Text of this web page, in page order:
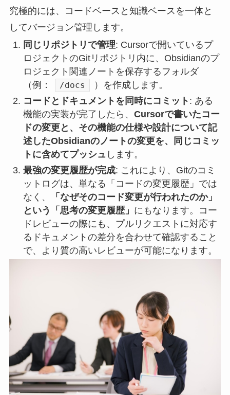
究極的には、コードベースと知識ベースを一体と
してバージョン管理します。
同じリポジトリで管理: Cursorで開いているプ
ロジェクトのGitリポジトリ内に、Obsidianのプ
ロジェクト関連ノートを保存するフォルダ
（例：
/docs
）を作成します。
コードとドキュメントを同時にコミット : ある
機能の実装が完了したら、 Cursorで書いたコー
ドの変更と、その機能の仕様や設計について記
述したObsidianのノートの変更を、同じコミッ
トに含めてプッシュ します。
最強の変更履歴が完成: これにより、Gitのコミ
ットログは、単なる「コードの変更履歴」では
なく、
「なぜそのコード変更が行われたのか」
という「思考の変更履歴」 にもなります。コー
ドレビューの際にも、プルリクエストに対応す
るドキュメントの差分を合わせて確認すること
で、より質の高いレビューが可能になります。